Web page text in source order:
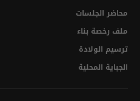
ترسيم الولادة
إبــــــــرام عقـــــــــــــد زواج
محاضر الجلسات
ملف رخصة بناء
ترسيم الولادة
الجباية المحلية